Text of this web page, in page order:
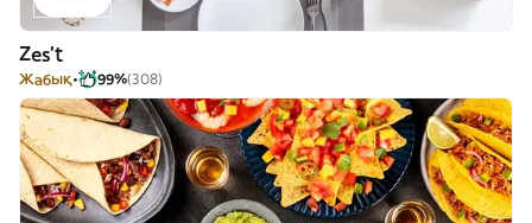
Zes't
Жабық 99%(308)